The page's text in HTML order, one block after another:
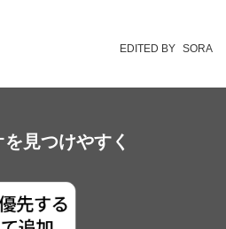
EDITED BY SORA
見つけやすく